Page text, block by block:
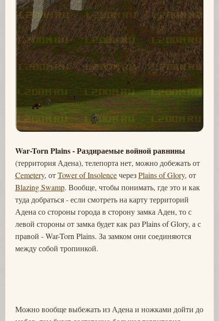
War-Torn Plains - Раздираемые войной равнины
(территория Адена), телепорта нет, можно добежать от
Cemetery, отTower of InsolenceчерезPlains of Glory, от
Blazing Swamp. Вообще, чтобы понимать, где это и как
туда добраться - если смотреть на карту территорий
Адена со стороны города в сторону замка Аден, то с
левой стороны от замка будет как раз Plains of Glory, а с
правой - War-Torn Plains. За замком они соединяются
между собой тропинкой.
Можно вообще выбежать из Адена и ножками дойти до